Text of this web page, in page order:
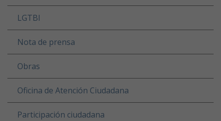
LGTBI
Nota de prensa
Obras
Oficina de Atención Ciudadana
Participación ciudadana